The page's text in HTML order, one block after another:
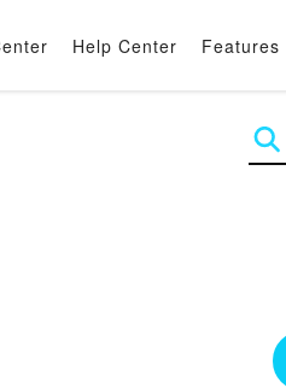
Help Center Features